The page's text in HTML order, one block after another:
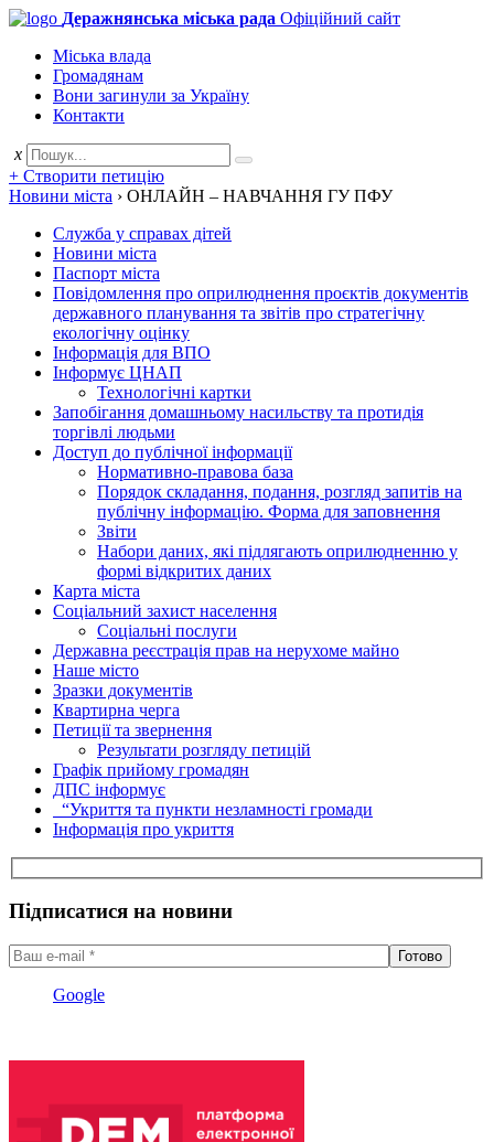
Деражнянська міська рада Офіційний сайт
Міська влада
Громадянам
Вони загинули за Україну
Контакти
x
+ Створити петицію
Новини міста › ОНЛАЙН – НАВЧАННЯ ГУ ПФУ
Служба у справах дітей
Новини міста
Паспорт міста
Повідомлення про оприлюднення проєктів документів
державного планування та звітів про стратегічну
екологічну оцінку
Інформація для ВПО
Інформує ЦНАП
Технологічні картки
Запобігання домашньому насильству та протидія
торгівлі людьми
Доступ до публічної інформації
Нормативно-правова база
Порядок складання, подання, розгляд запитів на
публічну інформацію. Форма для заповнення
Звіти
Набори даних, які підлягають оприлюдненню у
формі відкритих даних
Карта міста
Соціальний захист населення
Соціальні послуги
Державна реєстрація прав на нерухоме майно
Наше місто
Зразки документів
Квартирна черга
Петиції та звернення
Результати розгляду петицій
Графік прийому громадян
ДПС інформує
“Укриття та пункти незламності громади
Інформація про укриття
Підписатися на новини
Google